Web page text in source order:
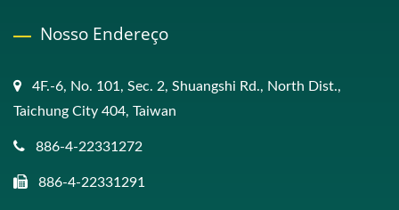
Nosso Endereço
4F.-6, No. 101, Sec. 2, Shuangshi Rd., North Dist.,
Taichung City 404, Taiwan
886-4-22331272
886-4-22331291